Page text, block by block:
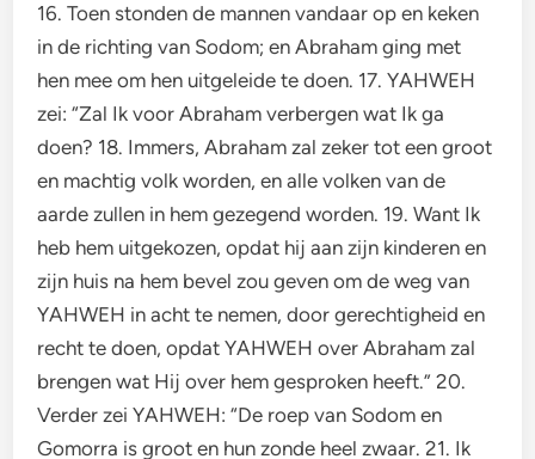
16. Toen stonden de mannen vandaar op en keken
in de richting van Sodom; en Abraham ging met
hen mee om hen uitgeleide te doen. 17. YAHWEH
zei: “Zal Ik voor Abraham verbergen wat Ik ga
doen? 18. Immers, Abraham zal zeker tot een groot
en machtig volk worden, en alle volken van de
aarde zullen in hem gezegend worden. 19. Want Ik
heb hem uitgekozen, opdat hij aan zijn kinderen en
zijn huis na hem bevel zou geven om de weg van
YAHWEH in acht te nemen, door gerechtigheid en
recht te doen, opdat YAHWEH over Abraham zal
brengen wat Hij over hem gesproken heeft.” 20.
Verder zei YAHWEH: “De roep van Sodom en
Gomorra is groot en hun zonde heel zwaar. 21. Ik